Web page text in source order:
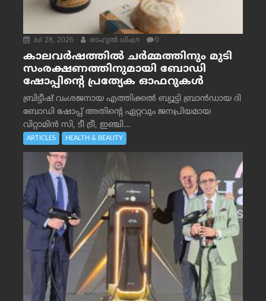
Jul 28, 2026 രാഹുല്‍ ധിംഗ്ര 0
കാലവർഷത്തിൽ ചർമ്മത്തിനും മുടി
സംരക്ഷണത്തിനുമായി ബോഡി
ഷോപ്പിന്റെ പ്രത്യേക ഓഫറുകൾ
ബ്രിട്ടീഷ് വംശജനായ എത്തിക്കൽ ബ്യൂട്ടി ബ്രാൻഡായ ദി
ബോഡി ഷോപ്പ് അതിന്റെ ഏറ്റവും ജനപ്രിയമായ
വിറ്റാമിൻ സി, ടീ ട്രീ, ഇഞ്ചി...
ARTICLES HEALTH & BEAUTY